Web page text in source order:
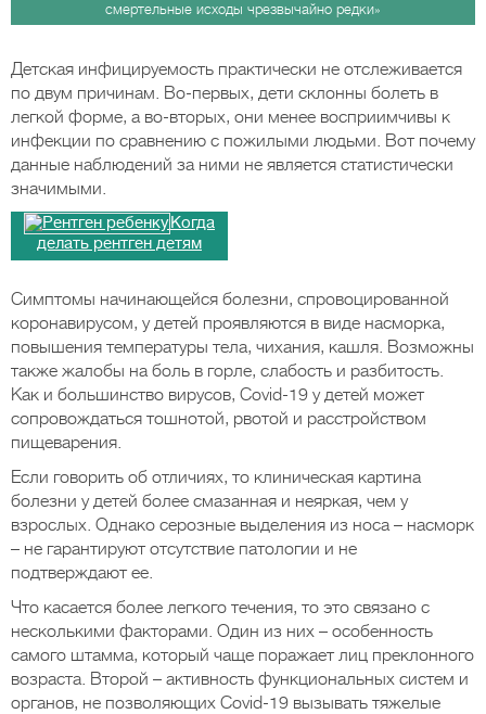
смертельные исходы чрезвычайно редки»
Детская инфицируемость практически не отслеживается
по двум причинам. Во-первых, дети склонны болеть в
легкой форме, а во-вторых, они менее восприимчивы к
инфекции по сравнению с пожилыми людьми. Вот почему
данные наблюдений за ними не является статистически
значимыми.
Когда
делать рентген детям
Симптомы начинающейся болезни, спровоцированной
коронавирусом, у детей проявляются в виде насморка,
повышения температуры тела, чихания, кашля. Возможны
также жалобы на боль в горле, слабость и разбитость.
Как и большинство вирусов, Covid-19 у детей может
сопровождаться тошнотой, рвотой и расстройством
пищеварения.
Если говорить об отличиях, то клиническая картина
болезни у детей более смазанная и неяркая, чем у
взрослых. Однако серозные выделения из носа – насморк
– не гарантируют отсутствие патологии и не
подтверждают ее.
Что касается более легкого течения, то это связано с
несколькими факторами. Один из них – особенность
самого штамма, который чаще поражает лиц преклонного
возраста. Второй – активность функциональных систем и
органов, не позволяющих Covid-19 вызывать тяжелые